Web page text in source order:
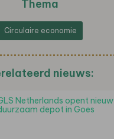
Thema
Circulaire economie
nieuws:
Netherlands opent nieuw
depot in Goes